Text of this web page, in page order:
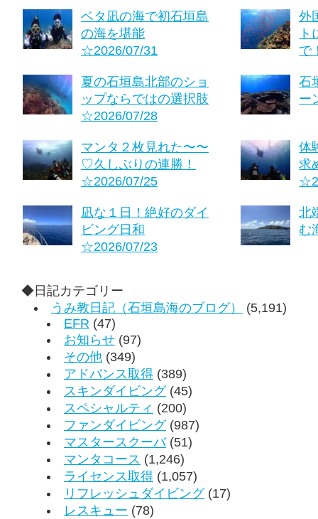
ベタ凪の海で初石垣島
の海を堪能
☆2026/07/31
外
で
夏の石垣島北部のショ
ップならではの選択肢
☆2026/07/28
石
ー
マンタ２枚見れた〜〜
♡久しぶりの連勝！
☆2026/07/25
体
求
凪な１日！絶好のダイ
ビング日和
☆2026/07/23
北
む
◆日記カテゴリー
うみ教日記（石垣島海のブログ）
(5,191)
EFR (47)
お知らせ (97)
その他 (349)
アドバンス取得 (389)
スキンダイビング(45)
スペシャルティ (200)
ファンダイビング(987)
マスタースクーバ(51)
マンタコース (1,246)
ライセンス取得 (1,057)
リフレッシュダイビング(17)
レスキュー (78)